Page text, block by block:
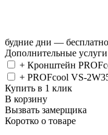
будние дни — бесплатно
Дополнительные услуги
+ Кронштейн
+ PROFcool VS-
Купить в 1 клик
В корзину
Вызвать замерщика
Коротко о товаре